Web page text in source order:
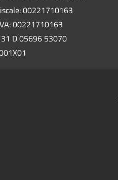
00221710163
00221710163
31 D 05696 53070